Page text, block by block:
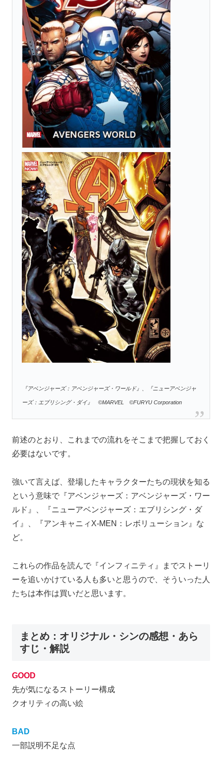
『アベンジャーズ：アベンジャーズ・ワールド』、『ニューアベンジャ
ーズ：エブリシング・ダイ』 ©MARVEL ©FURYU Corporation
前述のとおり、これまでの流れをそこまで把握しておく
必要はないです。
強いて言えば、登場したキャラクターたちの現状を知る
という意味で『アベンジャーズ：アベンジャーズ・ワー
ルド』、『ニューアベンジャーズ：エブリシング・ダ
イ』、『アンキャニィX-MEN：レボリューション』な
ど。
これらの作品を読んで『インフィニティ』までストーリ
ーを追いかけている人も多いと思うので、そういった人
たちは本作は買いだと思います。
まとめ：オリジナル・シンの感想・あら
すじ・解説
GOOD
先が気になるストーリー構成
クオリティの高い絵
BAD
一部説明不足な点